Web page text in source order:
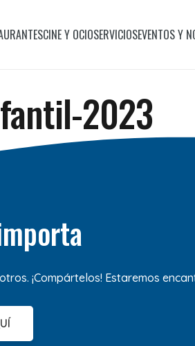
CINE Y OCIOSERVICIOSEVENTOS Y
2023
¡Compártelos! Estaremos